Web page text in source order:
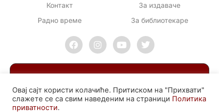
Контакт
Радно време
За издаваче
За библиотекаре
Овај сајт користи колачиће. Притиском на "Прихвати"
слажете се са свим наведеним на страници Политика
приватности.